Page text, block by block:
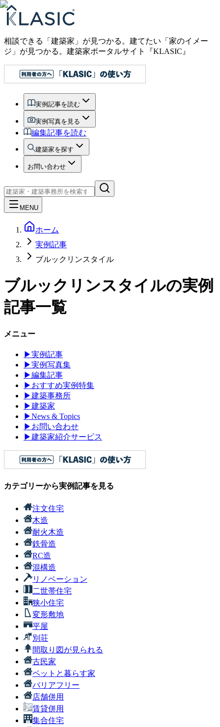
相談できる「建築家」が見つかる。建てたい「家のイメー
ジ」が見つかる。 建築家ポータルサイト『KLASIC』
実例記事を読む
実例写真を見る
編集記事を読む
建築家を探す
お問い合わせ
MENU
ホーム
実例記事
ブルックリンスタイル
ブルックリンスタイルの実例
記事一覧
メニュー
▶実例記事
▶実例写真集
▶編集記事
▶ おすすめ実例特集
▶建築事務所
▶建築家
▶News & Topics
▶ お問い合わせ
▶建築家紹介サービス
カテゴリーから実例記事を見る
注文住宅
木造
耐火木造
鉄骨造
RC造
混構造
リノベーション
二世帯住宅
狭小住宅
変形敷地
平屋
別荘
間取り図が見られる
古民家
ペットと暮らす家
バリアフリー
店舗併用
賃貸併用
集合住宅